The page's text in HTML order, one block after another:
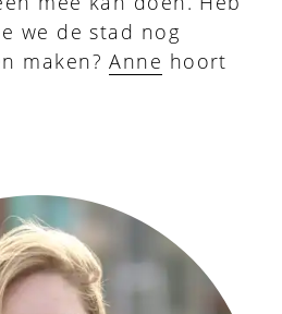
we de stad nog
maken?Anne hoort